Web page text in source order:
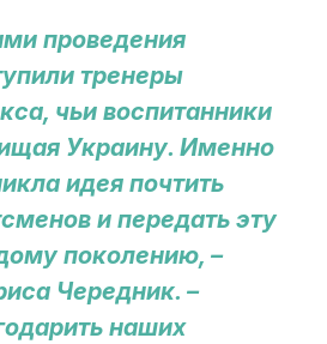
проведения
тренеры
чьи воспитанники
Украину. Именно
идея почтить
и передать эту
поколению, –
Чередник. –
наших